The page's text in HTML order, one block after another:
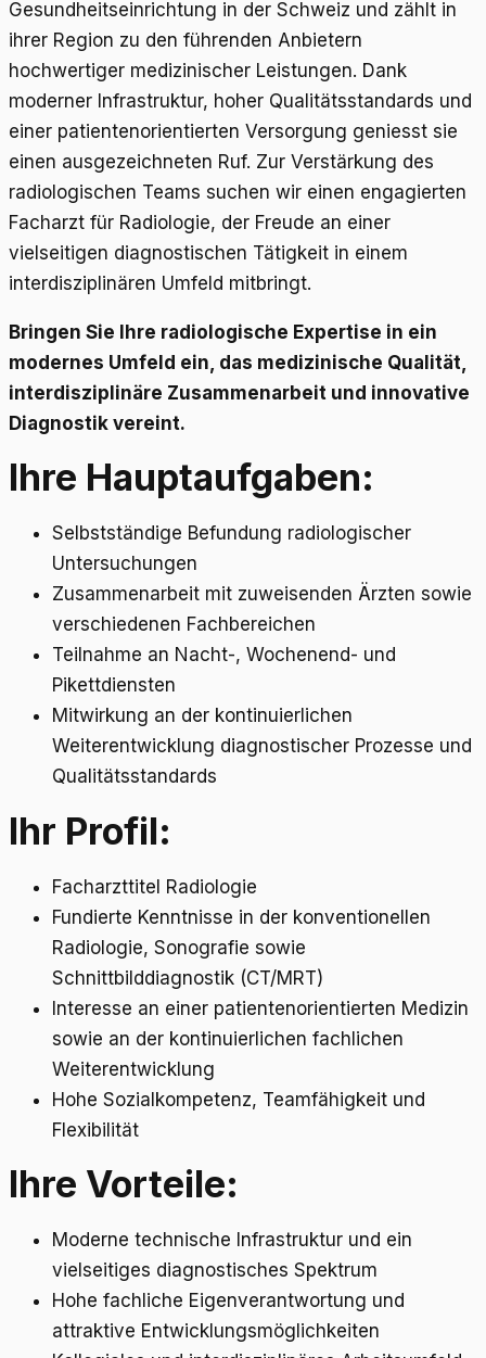
Gesundheitseinrichtung in der Schweiz und zählt in
ihrer Region zu den führenden Anbietern
hochwertiger medizinischer Leistungen. Dank
moderner Infrastruktur, hoher Qualitätsstandards und
einer patientenorientierten Versorgung geniesst sie
einen ausgezeichneten Ruf. Zur Verstärkung des
radiologischen Teams suchen wir einen engagierten
Facharzt für Radiologie, der Freude an einer
vielseitigen diagnostischen Tätigkeit in einem
interdisziplinären Umfeld mitbringt.
Bringen Sie Ihre radiologische Expertise in ein
modernes Umfeld ein, das medizinische Qualität,
interdisziplinäre Zusammenarbeit und innovative
Diagnostik vereint.
Ihre Hauptaufgaben:
Selbstständige Befundung radiologischer
Untersuchungen
Zusammenarbeit mit zuweisenden Ärzten sowie
verschiedenen Fachbereichen
Teilnahme an Nacht-, Wochenend- und
Pikettdiensten
Mitwirkung an der kontinuierlichen
Weiterentwicklung diagnostischer Prozesse und
Qualitätsstandards
Ihr Profil:
Facharzttitel Radiologie
Fundierte Kenntnisse in der konventionellen
Radiologie, Sonografie sowie
Schnittbilddiagnostik (CT/MRT)
Interesse an einer patientenorientierten Medizin
sowie an der kontinuierlichen fachlichen
Weiterentwicklung
Hohe Sozialkompetenz, Teamfähigkeit und
Flexibilität
Ihre Vorteile:
Moderne technische Infrastruktur und ein
vielseitiges diagnostisches Spektrum
Hohe fachliche Eigenverantwortung und
attraktive Entwicklungsmöglichkeiten